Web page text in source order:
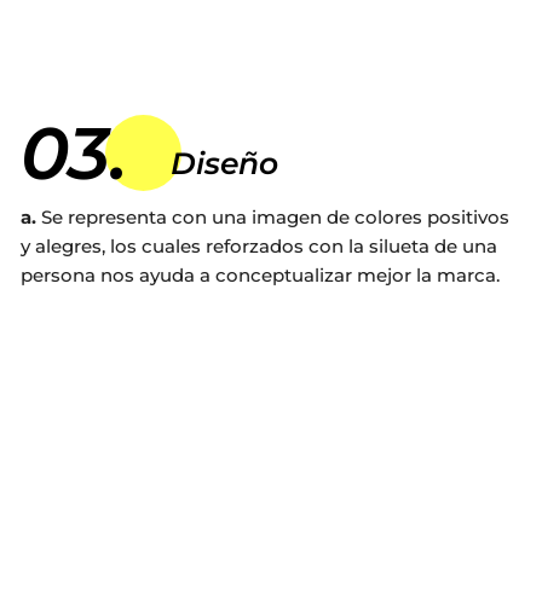
03. Diseño
a. Se representa con una imagen de colores positivos
y alegres, los cuales reforzados con la silueta de una
persona nos ayuda a conceptualizar mejor la marca.